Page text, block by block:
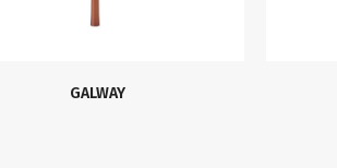
GALWAY